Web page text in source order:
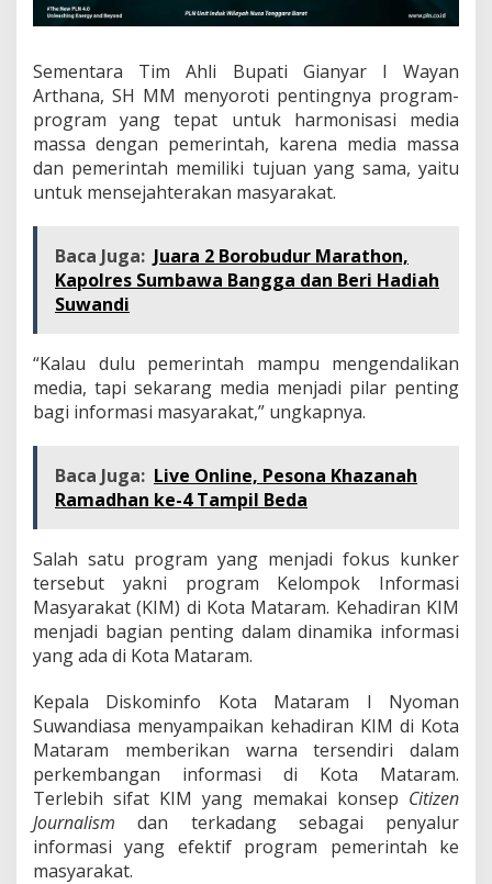
Sementara Tim Ahli Bupati Gianyar I Wayan
Arthana, SH MM menyoroti pentingnya program-
program yang tepat untuk harmonisasi media
massa dengan pemerintah, karena media massa
dan pemerintah memiliki tujuan yang sama, yaitu
untuk mensejahterakan masyarakat.
Baca Juga: Juara 2 Borobudur Marathon,
Kapolres Sumbawa Bangga dan Beri Hadiah
Suwandi
“Kalau dulu pemerintah mampu mengendalikan
media, tapi sekarang media menjadi pilar penting
bagi informasi masyarakat,” ungkapnya.
Baca Juga: Live Online, Pesona Khazanah
Ramadhan ke-4 Tampil Beda
Salah satu program yang menjadi fokus kunker
tersebut yakni program Kelompok Informasi
Masyarakat (KIM) di Kota Mataram. Kehadiran KIM
menjadi bagian penting dalam dinamika informasi
yang ada di Kota Mataram.
Kepala Diskominfo Kota Mataram I Nyoman
Suwandiasa menyampaikan kehadiran KIM di Kota
Mataram memberikan warna tersendiri dalam
perkembangan informasi di Kota Mataram.
Terlebih sifat KIM yang memakai konsep Citizen
Journalism dan terkadang sebagai penyalur
informasi yang efektif program pemerintah ke
masyarakat.